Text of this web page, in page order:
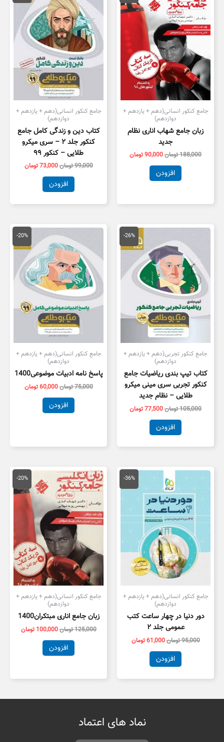
جامع کنکور انسانی(دهم + یازدهم +
دوازدهم)
زبان جامع شهاب اناری نظام
جدید
188,000تومان
بود.
90,000تومان
است.
افزودن
جامع کنکور انسانی(دهم + یازدهم +
دوازدهم)
کتاب دین و زندگی کامل جامع
کنکور جلد ۲ – سری میکرو
طلایی – کنکور ۹۹
99,000تومان
بود.
73,000تومان
افزودن
-26%
جامع کنکور تجربی(دهم + یازدهم +
دوازدهم)
کتاب تیپ بندی ریاضیات جامع
کنکور تجربی سری مینی میکرو
طلایی – نظام جدید
105,000تومان
قیمت
105,000 تومان
بود.
77,500تومان
قیمت
فعلی
است.
افزودن
-20%
جامع کنکور انسانی(دهم + یازدهم +
دوازدهم)
پاسخ نامه ادبیات موضوعی1400
75,000تومان
قیمت
اصلی
75,000 تومان
بود.
60,000تومان
قیمت
فعلی
است.
افزودن
-36%
جامع کنکور انسانی(دهم + یازدهم +
دوازدهم)
دور دنیا در چهار ساعت کتب
عمومی جلد ۲
95,000تومان
قیمت
اصلی
95,000 تومان
بود.
61,000تومان
قیمت
فعلی
61,000 تومان
افزودن
-20%
جامع کنکور انسانی(دهم + یازدهم +
دوازدهم)
زبان جامع اناری مبتکران1400
125,000تومان
قیمت
اصلی
125,000 تومان
بود.
100,000 تومان
قیمت
فعلی
است.
افزودن
نماد های اعتماد